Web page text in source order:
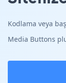
Kodlama veya
Media Buttons